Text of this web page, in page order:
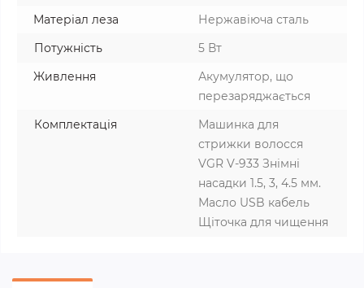
Матеріал леза
Нержавіюча сталь
Потужність
5 Вт
Живлення
Акумулятор, що
перезаряджається
Комплектація
Машинка для
стрижки волосся
VGR V-933 Знімні
насадки 1.5, 3, 4.5 мм.
Масло USB кабель
Щіточка для чищення